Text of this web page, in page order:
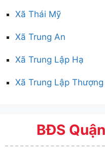
Xã Thái Mỹ
Xã Trung An
Xã Trung Lập Hạ
Xã Trung Lập Thượng
BĐS